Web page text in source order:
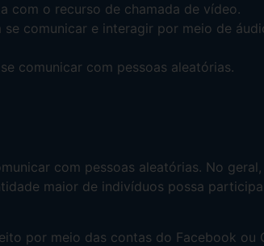
com o recurso de chamada de vídeo.
comunicar e interagir por meio de
comunicar com pessoas aleatórias.
com pessoas aleatórias. No
maior de indivíduos possa
por meio das contas do Facebook ou